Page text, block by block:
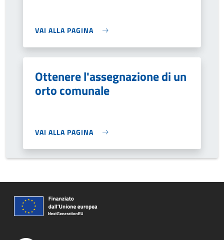
VAI ALLA PAGINA
Ottenere l'assegnazione di un
orto comunale
VAI ALLA PAGINA